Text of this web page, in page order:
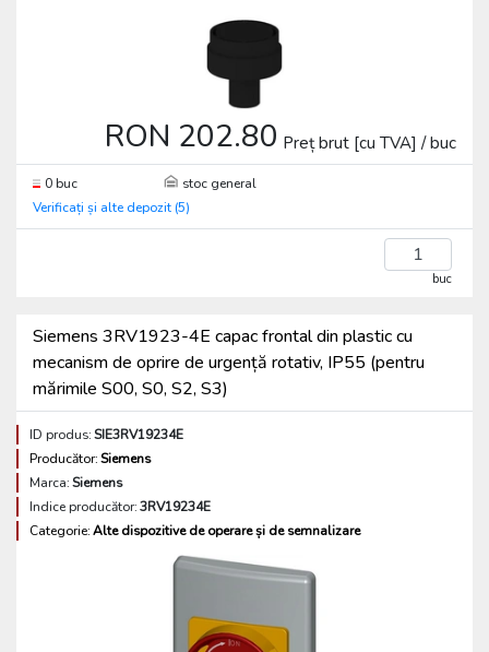
RON 202.80 Preț brut [cu TVA] / buc
0 buc
stoc general
Verificați și alte depozit (5)
buc
Siemens 3RV1923-4E capac frontal din plastic cu
mecanism de oprire de urgență rotativ, IP55 (pentru
mărimile S00, S0, S2, S3)
ID produs:SIE3RV19234E
Producător:Siemens
Marca:Siemens
Indice producător:3RV19234E
Categorie:Alte dispozitive de operare și de semnalizare